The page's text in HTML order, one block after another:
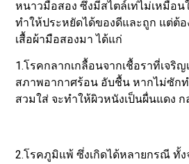
หนาวมือสอง ซึ่งมีสไตล์เท่ไม่เหมือน
ทำให้ประหยัดได้ของดีและถูก แต่ต้อ
เสื้อผ้ามือสองมา ได้แก่
1.โรคกลากเกลื้อนจากเชื้อราที่เจริ
สภาพอากาศร้อน อับชื้น หากไม่ซัก
สวมใส่ จะทำให้ผิวหนังเป็นผื่นแดง
2.โรคภูมิแพ้ ซึ่งเกิดได้หลายกรณี ทั้